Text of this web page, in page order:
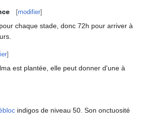
[modifier]
chaque stade, donc 72h pour arriver à
]
est plantée, elle peut donner d'une à
indigos de niveau 50. Son onctuosité